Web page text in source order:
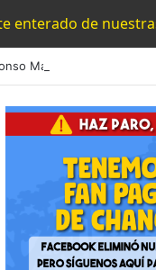
enterado de